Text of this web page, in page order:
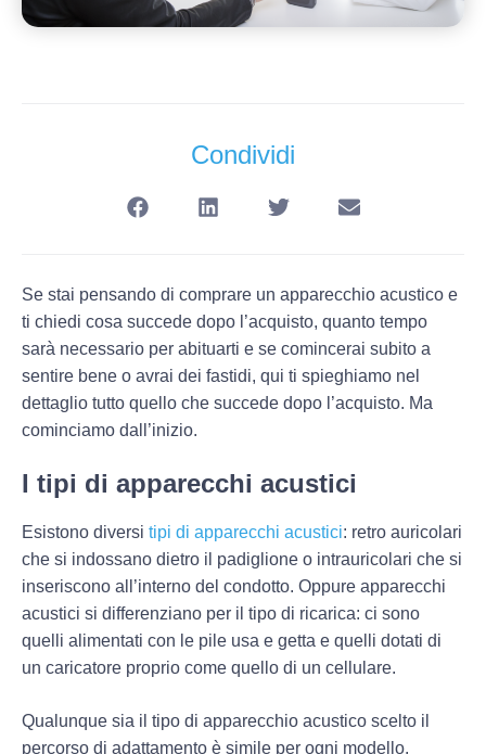
Condividi
Se stai pensando di comprare un apparecchio acustico e
ti chiedi cosa succede dopo l’acquisto, quanto tempo
sarà necessario per abituarti e se comincerai subito a
sentire bene o avrai dei fastidi, qui ti spieghiamo nel
dettaglio tutto quello che succede dopo l’acquisto. Ma
cominciamo dall’inizio.
I tipi di apparecchi acustici
Esistono diversi tipi di apparecchi acustici: retro auricolari
che si indossano dietro il padiglione o intrauricolari che si
inseriscono all’interno del condotto. Oppure apparecchi
acustici si differenziano per il tipo di ricarica: ci sono
quelli alimentati con le pile usa e getta e quelli dotati di
un caricatore proprio come quello di un cellulare.
Qualunque sia il tipo di apparecchio acustico scelto il
percorso di adattamento è simile per ogni modello.